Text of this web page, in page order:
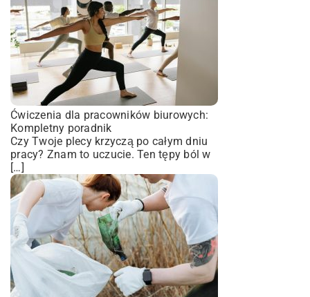
Ćwiczenia dla pracowników biurowych:
Kompletny poradnik
Czy Twoje plecy krzyczą po całym dniu
pracy? Znam to uczucie. Ten tępy ból w
[…]